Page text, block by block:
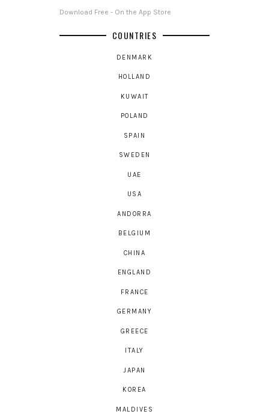
Download Free - On the App Store
COUNTRIES
DENMARK
HOLLAND
KUWAIT
POLAND
SPAIN
SWEDEN
UAE
USA
ANDORRA
BELGIUM
CHINA
ENGLAND
FRANCE
GERMANY
GREECE
ITALY
JAPAN
KOREA
MALDIVES